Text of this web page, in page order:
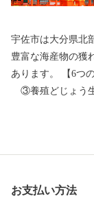
宇佐市は大分県北
豊富な海産物の獲
あります。 【6つの日本一】①宇佐神宮 ②麦焼酎出荷量（※）
③養殖どじょう
らあげ専門店 ⑥グリーンツー
お支払い方法